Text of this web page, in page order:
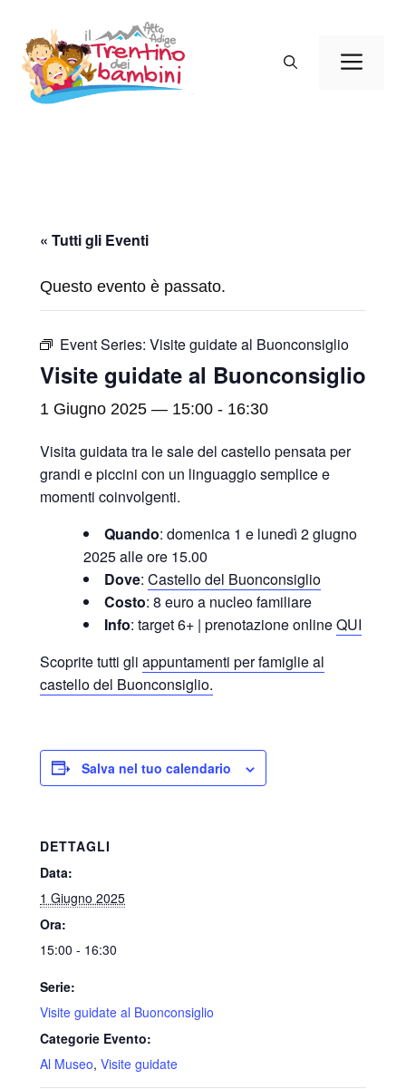
contenuto
« Tutti gli Eventi
Questo evento è passato.
Event Series: Visite guidate al Buonconsiglio
Visite guidate al Buonconsiglio
1 Giugno 2025 — 15:00 - 16:30
Visita guidata tra le sale del castello pensata per
grandi e piccini con un linguaggio semplice e
momenti coinvolgenti.
Quando: domenica 1 e lunedì 2 giugno
2025 alle ore 15.00
Dove: Castello del Buonconsiglio
Costo: 8 euro a nucleo familiare
Info: target 6+ | prenotazione onlineQUI
Scoprite tutti gli appuntamenti per famiglie al
castello del Buonconsiglio.
Salva nel tuo calendario
DETTAGLI
Data:
1 Giugno 2025
Ora:
15:00 - 16:30
Serie:
Visite guidate al Buonconsiglio
Categorie Evento:
Al Museo, Visite guidate